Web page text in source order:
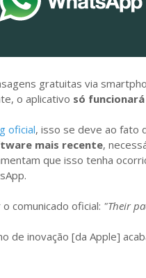
gratuitas via
o aplicativo só
oficial, isso se deve ao fato
mais recente,
que isso tenha
comunicado oficial: "Their
de inovação [da Apple]